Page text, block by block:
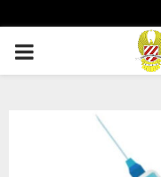
PRIMARY